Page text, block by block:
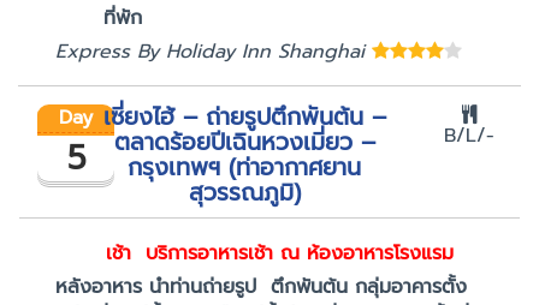
ที่พัก
Express By Holiday Inn Shanghai
Day
5
เซี่ยงไฮ้ – ถ่ายรูปตึกพันต้น –
ตลาดร้อยปีเฉินหวงเมี่ยว –
กรุงเทพฯ (ท่าอากาศยาน
สุวรรณภูมิ)
B/L/-
เช้า บริการอาหารเช้า ณ ห้องอาหารโรงแรม
หลังอาหาร นำท่านถ่ายรูป ตึกพันต้น กลุ่มอาคารตั้ง